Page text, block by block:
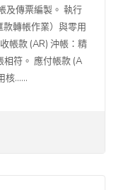
及傳票編製。 執行
轉帳作業）與零用
帳款 (AR) 沖帳：精
符。 應付帳款 (A
核......